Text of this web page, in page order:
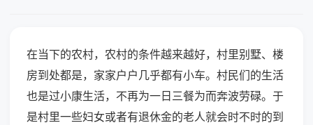
在当下的农村，农村的条件越来越好，村里别墅、楼
房到处都是，家家户户几乎都有小车。村民们的生活
也是过小康生活，不再为一日三餐为而奔波劳碌。于
是村里一些妇女或者有退休金的老人就会时不时的到